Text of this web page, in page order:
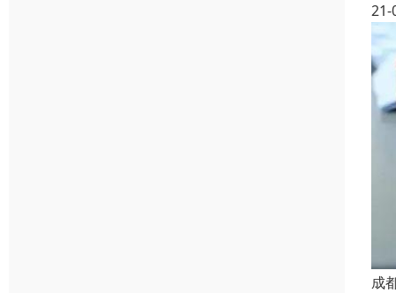
21-
成